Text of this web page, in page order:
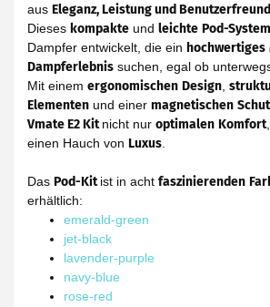
aus Eleganz, Leistung und
Dieses kompakte und leichte Pod-System
Dampfer entwickelt, die ein hochwertiges
Dampferlebnis suchen, egal ob
Mit einem ergonomischen Design
Elementen und einer magnetischen
Vmate E2 Kitnicht nur optimalen Komfort
einen Hauch von Luxus
Das Pod-Kitist in acht faszinierenden
erhältlich:
emerald-green
jet-black
lavender-purple
navy-blue
rose-red